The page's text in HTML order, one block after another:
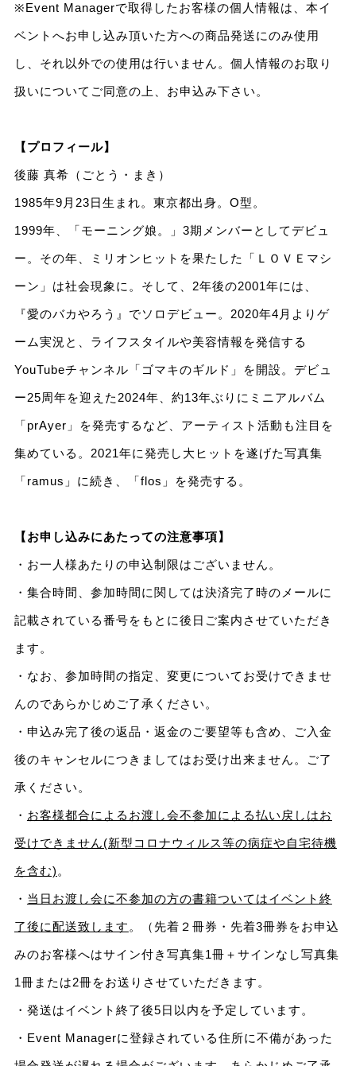
※Event Managerで取得したお客様の個人情報は、本イ
ベントへお申し込み頂いた方への商品発送にのみ使用
し、それ以外での使用は行いません。個人情報のお取り
扱いについてご同意の上、お申込み下さい。
【プロフィール】
後藤 真希（ごとう・まき）
1985年9月23日生まれ。東京都出身。O型。
1999年、「モーニング娘。」3期メンバーとしてデビュ
ー。その年、ミリオンヒットを果たした「ＬＯＶＥマシ
ーン」は社会現象に。そして、2年後の2001年には、
『愛のバカやろう』でソロデビュー。2020年4月よりゲ
ーム実況と、ライフスタイルや美容情報を発信する
YouTubeチャンネル「ゴマキのギルド」を開設。デビュ
ー25周年を迎えた2024年、約13年ぶりにミニアルバム
「prAyer」を発売するなど、アーティスト活動も注目を
集めている。2021年に発売し大ヒットを遂げた写真集
「ramus」に続き、「flos」を発売する。
【お申し込みにあたっての注意事項】
・お一人様あたりの申込制限はございません。
・集合時間、参加時間に関しては決済完了時のメールに
記載されている番号をもとに後日ご案内させていただき
ます。
・なお、参加時間の指定、変更についてお受けできませ
んのであらかじめご了承ください。
・申込み完了後の返品・返金のご要望等も含め、ご入金
後のキャンセルにつきましてはお受け出来ません。ご了
承ください。
・ お客様都合によるお渡し会不参加による払い戻しはお
受けできません(新型コロナウィルス等の病症や自宅待機
を含む) 。
・ 当日お渡し会に不参加の方の書籍ついてはイベント終
了後に配送致します 。（先着２冊券・先着3冊券をお申込
みのお客様へはサイン付き写真集1冊＋サインなし写真集
1冊または2冊をお送りさせていただきます。
・発送はイベント終了後5日以内を予定しています。
・Event Managerに登録されている住所に不備があった